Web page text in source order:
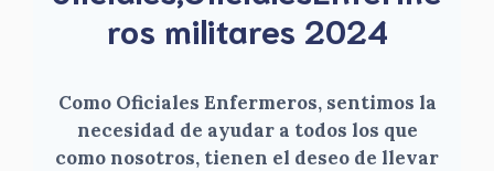
ros militares 2024
Como Oficiales Enfermeros, sentimos la
necesidad de ayudar a todos los que
como nosotros, tienen el deseo de llevar